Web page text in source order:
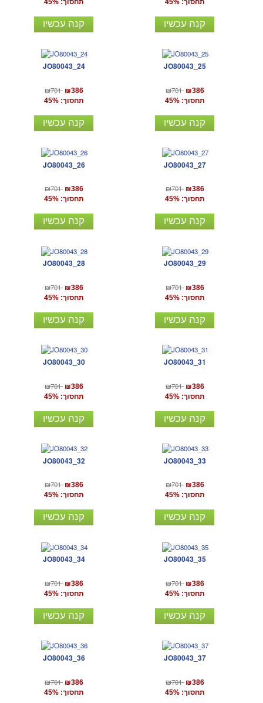
תחסוך: 45%
קנה עכשיו
תחסוך: 45%
קנה עכשיו
JO80043_24
₪701 ₪386
תחסוך: 45%
קנה עכשיו
JO80043_25
₪701 ₪386
תחסוך: 45%
קנה עכשיו
JO80043_26
₪701 ₪386
תחסוך: 45%
קנה עכשיו
JO80043_27
₪701 ₪386
תחסוך: 45%
קנה עכשיו
JO80043_28
₪701 ₪386
תחסוך: 45%
קנה עכשיו
JO80043_29
₪701 ₪386
תחסוך: 45%
קנה עכשיו
JO80043_30
₪701 ₪386
תחסוך: 45%
קנה עכשיו
JO80043_31
₪701 ₪386
תחסוך: 45%
קנה עכשיו
JO80043_32
₪701 ₪386
תחסוך: 45%
קנה עכשיו
JO80043_33
₪701 ₪386
תחסוך: 45%
קנה עכשיו
JO80043_34
₪701 ₪386
תחסוך: 45%
קנה עכשיו
JO80043_35
₪701 ₪386
תחסוך: 45%
קנה עכשיו
JO80043_36
₪701 ₪386
תחסוך: 45%
JO80043_37
₪701 ₪386
תחסוך: 45%